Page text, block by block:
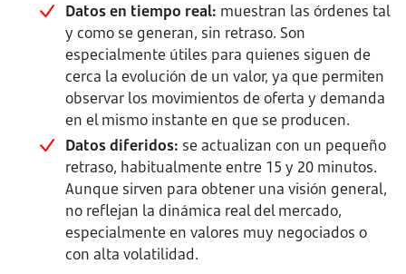
Datos en tiempo real: muestran las órdenes tal
y como se generan, sin retraso. Son
especialmente útiles para quienes siguen de
cerca la evolución de un valor, ya que permiten
observar los movimientos de oferta y demanda
en el mismo instante en que se producen.
Datos diferidos: se actualizan con un pequeño
retraso, habitualmente entre 15 y 20 minutos.
Aunque sirven para obtener una visión general,
no reflejan la dinámica real del mercado,
especialmente en valores muy negociados o
con alta volatilidad.